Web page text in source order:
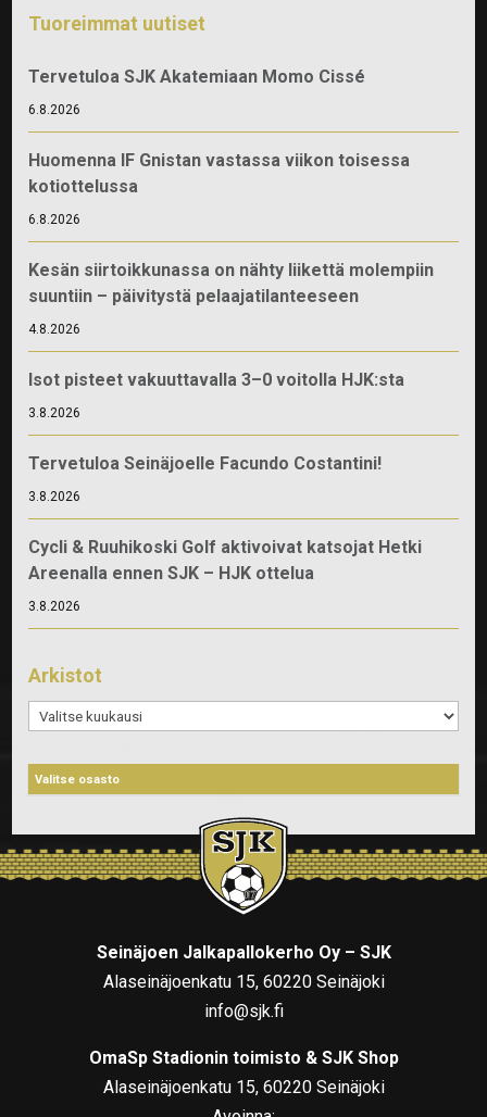
Tuoreimmat uutiset
Tervetuloa SJK Akatemiaan Momo Cissé
6.8.2026
Huomenna IF Gnistan vastassa viikon toisessa
kotiottelussa
6.8.2026
Kesän siirtoikkunassa on nähty liikettä molempiin
suuntiin – päivitystä pelaajatilanteeseen
4.8.2026
Isot pisteet vakuuttavalla 3–0 voitolla HJK:sta
3.8.2026
Tervetuloa Seinäjoelle Facundo Costantini!
3.8.2026
Cycli & Ruuhikoski Golf aktivoivat katsojat Hetki
Areenalla ennen SJK – HJK ottelua
3.8.2026
Arkistot
Arkistot
Seinäjoen Jalkapallokerho Oy – SJK
Alaseinäjoenkatu 15, 60220 Seinäjoki
info@sjk.fi
OmaSp Stadionin toimisto & SJK Shop
Alaseinäjoenkatu 15, 60220 Seinäjoki